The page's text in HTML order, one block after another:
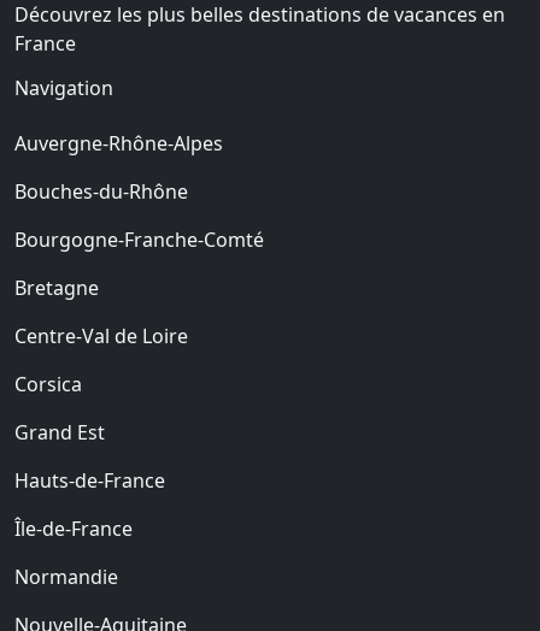
Découvrez les plus belles destinations de vacances en
France
Navigation
Auvergne-Rhône-Alpes
Bouches-du-Rhône
Bourgogne-Franche-Comté
Bretagne
Centre-Val de Loire
Corsica
Grand Est
Hauts-de-France
Île-de-France
Normandie
Nouvelle-Aquitaine